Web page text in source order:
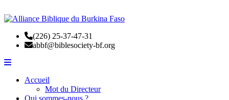
(226) 25-37-47-31
abbf@biblesociety-bf.org
Accueil
Mot du Directeur
Qui sommes-nous ?